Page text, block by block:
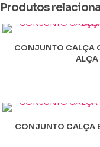
Cor
Azul Marinho, beau blue,
bebê, verde agua, verde
Produtos
CONJUNTO CALÇA
ALÇA
CONJUNTO CALÇA